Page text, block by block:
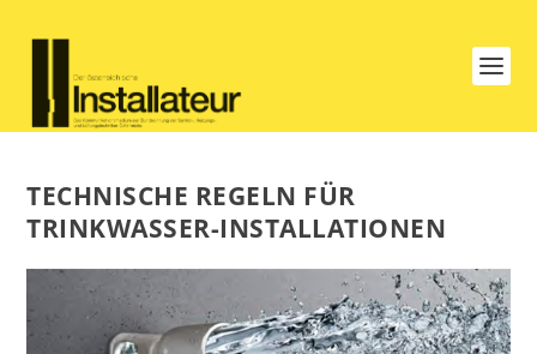
TECHNISCHE REGELN FÜR
TRINKWASSER-INSTALLATIONEN